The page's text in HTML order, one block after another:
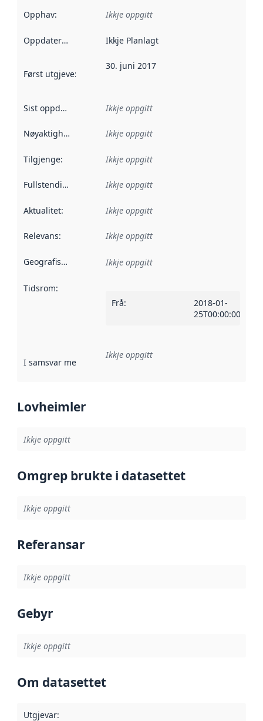
Opphav: Ikkje oppgitt
Oppdateringsfrekvens :
Ikkje Planlagt
Først utgjeve: Denne datoen seier når dataa i dette
30. juni 2017
Sist oppdatert Ikkje oppgitt
Nøyaktigheit Ikkje oppgitt
Tilgjenge: Ikkje oppgitt
Fullstendigheit Ikkje oppgitt
Aktualitet: Ikkje oppgitt
Relevans: Ikkje oppgitt
Geografisk område Ikkje oppgitt
Tidsrom:
Frå:
2018-01-
25T00:00:00Z
I samsvar med Referanse til ei implementeringsregel eller
Ikkje oppgitt
Lovheimler
Ikkje oppgitt
Omgrep brukte i datasettet
Ikkje oppgitt
Referansar
Ikkje oppgitt
Gebyr
Ikkje oppgitt
Om datasettet
Utgjevar: